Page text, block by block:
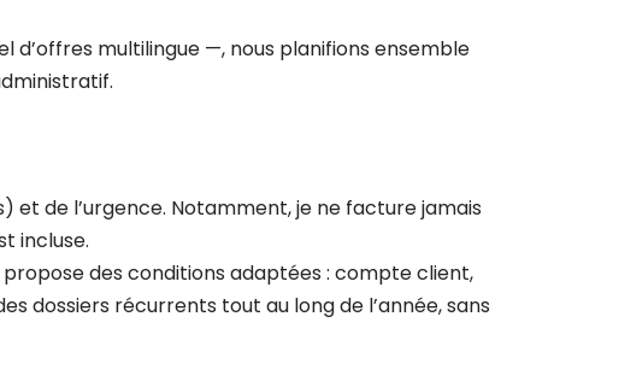
multilingue —, nous planifions ensemble
de l’urgence. Notamment, je ne facture jamais
incluse.
des conditions adaptées : compte client,
dossiers récurrents tout au long de l’année, sans